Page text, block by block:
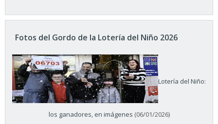
Fotos del Gordo de la Lotería del Niño 2026
Lotería del Niño:
los ganadores, en imágenes (06/01/2026)